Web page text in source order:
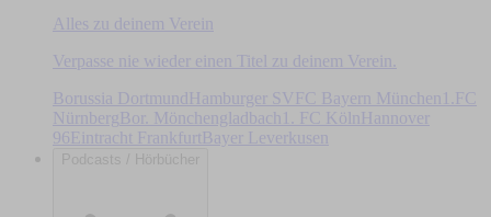
Alles zu deinem Verein
Verpasse nie wieder einen Titel zu deinem Verein.
Borussia DortmundHamburger SV FC Bayern München
1.FC
Nürnberg Bor. Mönchengladbach 1. FC Köln
Hannover
96Eintracht Frankfurt Bayer Leverkusen
Podcasts / Hörbücher